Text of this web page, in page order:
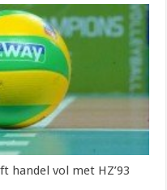
handel vol met HZ’93